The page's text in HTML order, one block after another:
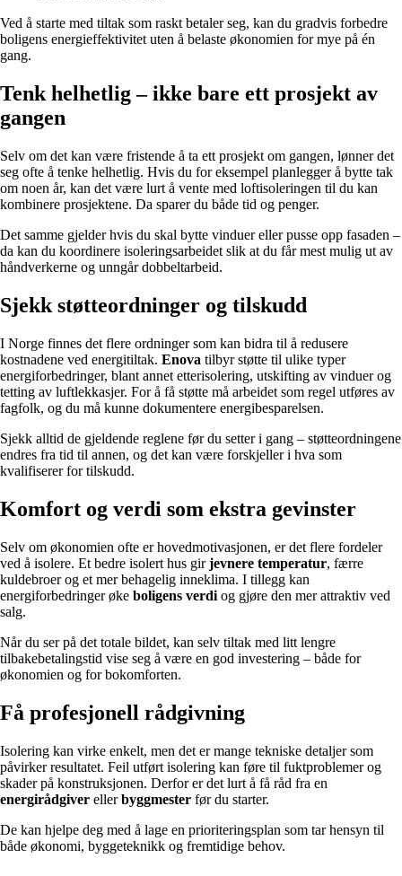
Ved å starte med tiltak som raskt betaler seg, kan du gradvis forbedre
boligens energieffektivitet uten å belaste økonomien for mye på én
gang.
Tenk helhetlig – ikke bare ett prosjekt av
gangen
Selv om det kan være fristende å ta ett prosjekt om gangen, lønner det
seg ofte å tenke helhetlig. Hvis du for eksempel planlegger å bytte tak
om noen år, kan det være lurt å vente med loftisoleringen til du kan
kombinere prosjektene. Da sparer du både tid og penger.
Det samme gjelder hvis du skal bytte vinduer eller pusse opp fasaden –
da kan du koordinere isoleringsarbeidet slik at du får mest mulig ut av
håndverkerne og unngår dobbeltarbeid.
Sjekk støtteordninger og tilskudd
I Norge finnes det flere ordninger som kan bidra til å redusere
kostnadene ved energitiltak. Enova tilbyr støtte til ulike typer
energiforbedringer, blant annet etterisolering, utskifting av vinduer og
tetting av luftlekkasjer. For å få støtte må arbeidet som regel utføres av
fagfolk, og du må kunne dokumentere energibesparelsen.
Sjekk alltid de gjeldende reglene før du setter i gang – støtteordningene
endres fra tid til annen, og det kan være forskjeller i hva som
kvalifiserer for tilskudd.
Komfort og verdi som ekstra gevinster
Selv om økonomien ofte er hovedmotivasjonen, er det flere fordeler
ved å isolere. Et bedre isolert hus girjevnere temperatur, færre
kuldebroer og et mer behagelig inneklima. I tillegg kan
energiforbedringer øke boligens verdi og gjøre den mer attraktiv ved
salg.
Når du ser på det totale bildet, kan selv tiltak med litt lengre
tilbakebetalingstid vise seg å være en god investering – både for
økonomien og for bokomforten.
Få profesjonell rådgivning
Isolering kan virke enkelt, men det er mange tekniske detaljer som
påvirker resultatet. Feil utført isolering kan føre til fuktproblemer og
skader på konstruksjonen. Derfor er det lurt å få råd fra en
energirådgiver ellerbyggmester før du starter.
De kan hjelpe deg med å lage en prioriteringsplan som tar hensyn til
både økonomi, byggeteknikk og fremtidige behov.